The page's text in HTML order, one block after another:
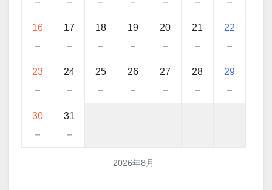
2026年8月
16
－
17
－
18
－
19
－
20
－
21
－
22
－
23
－
24
－
25
－
26
－
27
－
28
－
29
－
30
－
31
－